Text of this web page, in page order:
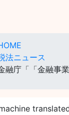
法ニュース
融庁「「金融事